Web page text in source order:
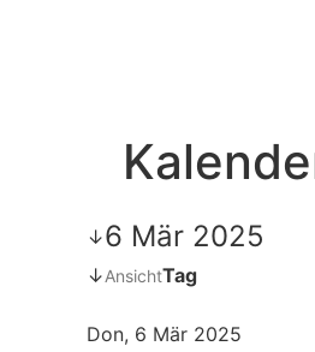
↓6 Mär 2025
↓AnsichtTag
Don, 6 Mär 2025